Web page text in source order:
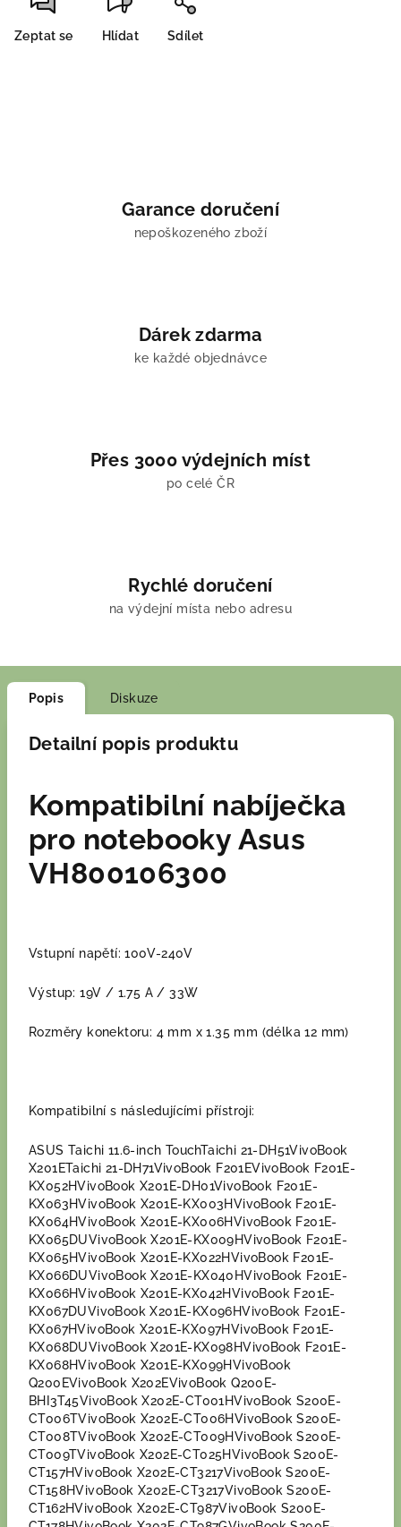
Zeptat se Hlídat Sdílet
Garance doručení
nepoškozeného zboží
Dárek zdarma
ke každé objednávce
Přes 3000 výdejních míst
po celé ČR
Rychlé doručení
na výdejní místa nebo adresu
Popis Diskuze
Detailní popis produktu
Kompatibilní nabíječka
pro notebooky Asus
VH800106300
Vstupní napětí: 100V-240V
Výstup: 19V / 1.75 A / 33W
Rozměry konektoru: 4 mm x 1.35 mm (délka 12 mm)
Kompatibilní s následujícími přístroji:
ASUS Taichi 11.6-inch TouchTaichi 21-DH51VivoBook
X201ETaichi 21-DH71VivoBook F201EVivoBook F201E-
KX052HVivoBook X201E-DH01VivoBook F201E-
KX063HVivoBook X201E-KX003HVivoBook F201E-
KX064HVivoBook X201E-KX006HVivoBook F201E-
KX065DUVivoBook X201E-KX009HVivoBook F201E-
KX065HVivoBook X201E-KX022HVivoBook F201E-
KX066DUVivoBook X201E-KX040HVivoBook F201E-
KX066HVivoBook X201E-KX042HVivoBook F201E-
KX067DUVivoBook X201E-KX096HVivoBook F201E-
KX067HVivoBook X201E-KX097HVivoBook F201E-
KX068DUVivoBook X201E-KX098HVivoBook F201E-
KX068HVivoBook X201E-KX099HVivoBook
Q200EVivoBook X202EVivoBook Q200E-
BHI3T45VivoBook X202E-CT001HVivoBook S200E-
CT006TVivoBook X202E-CT006HVivoBook S200E-
CT008TVivoBook X202E-CT009HVivoBook S200E-
CT009TVivoBook X202E-CT025HVivoBook S200E-
CT157HVivoBook X202E-CT3217VivoBook S200E-
CT158HVivoBook X202E-CT3217VivoBook S200E-
CT162HVivoBook X202E-CT987VivoBook S200E-